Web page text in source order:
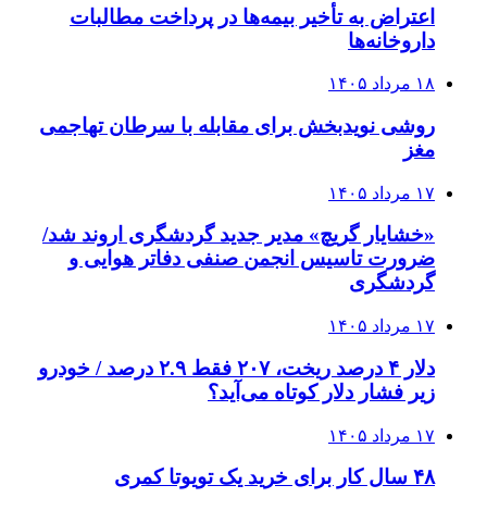
اعتراض به تأخیر بیمه‌ها در پرداخت مطالبات
داروخانه‌ها
۱۸ مرداد ۱۴۰۵
روشی نویدبخش برای مقابله با سرطان تهاجمی
مغز
۱۷ مرداد ۱۴۰۵
«خشایار گریچ» مدیر جدید گردشگری اروند شد/
ضرورت تاسیس انجمن صنفی دفاتر هوایی و
گردشگری
۱۷ مرداد ۱۴۰۵
دلار ۴ درصد ریخت، ۲۰۷ فقط ۲.۹ درصد / خودرو
زیر فشار دلار کوتاه می‌آید؟
۱۷ مرداد ۱۴۰۵
۴۸ سال کار برای خرید یک تویوتا کمری